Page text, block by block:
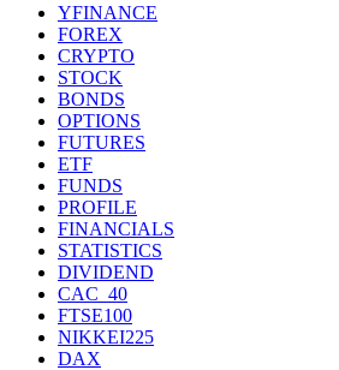
YFINANCE
FOREX
CRYPTO
STOCK
BONDS
OPTIONS
FUTURES
ETF
FUNDS
PROFILE
FINANCIALS
STATISTICS
DIVIDEND
CAC_40
FTSE100
NIKKEI225
DAX